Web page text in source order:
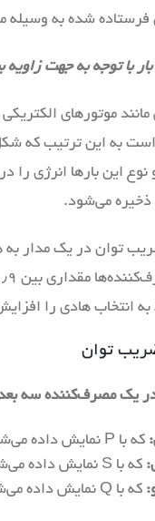
فرستاده شده به وسیله
با توجه به جهت زاویه
مانند موتورهای
به این ترتیب که
نوع این بارها انرژی
ذخیره می‌شود.
توان در یک مدار به
به انتخاب هادی را
توان
که با P نمایش داده می‌شود و واحد آن وات (Watt) است.
که با S نمایش داده می‌شود و واحد آن ولت آمپر (Volt-Ampere) است.
که با Q نمایش داده می‌شود و واحد آن ولت آمپر راکتیو (reactive volt-ampere) است.